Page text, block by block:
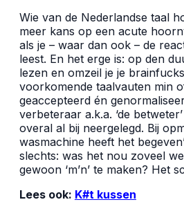
Wie van de Nederlandse taal
meer kans op een acute
als je – waar dan ook – de
leest. En het erge is: op den
lezen en omzeil je je
voorkomende taalvauten min
geaccepteerd én
verbeteraar a.k.a. ‘de
overal al bij neergelegd. Bij
wasmachine heeft het
slechts: was het nou zoveel
gewoon ‘m’n’ te maken? Het
Lees ook: K#t kussen